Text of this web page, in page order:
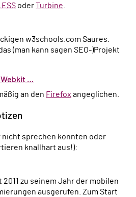
LESS oderTurbine
(man kann sagen SEO-)Projekt
Webkit …
an den
Firefox angeglichen.
sprechen konnten oder
knallhart aus!):
ausgerufen. Zum Start